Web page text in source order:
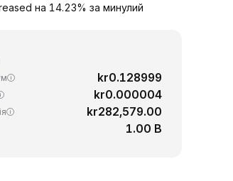
на 14.23% за минулий
kr0.128999
kr0.000004
kr282,579.00
1.00 B